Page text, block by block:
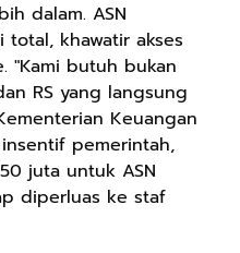
dalam. ASN
khawatir akses
"Kami butuh bukan
RS yang langsung
Keuangan
pemerintah,
juta untuk ASN
diperluas ke staf